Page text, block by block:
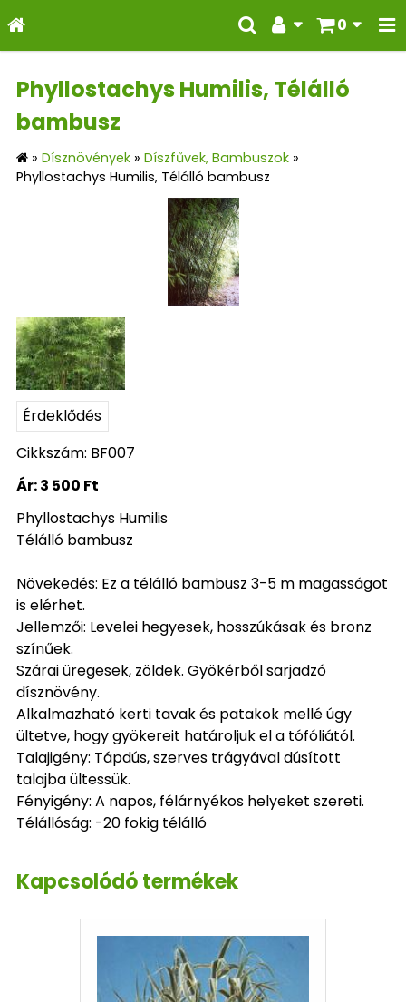
0
Phyllostachys Humilis, Télálló
bambusz
» Dísznövények » Díszfűvek, Bambuszok »
Phyllostachys Humilis, Télálló bambusz
Érdeklődés
Cikkszám: BF007
Ár:3 500 Ft
Phyllostachys Humilis
Télálló bambusz
Növekedés: Ez a télálló bambusz 3-5 m magasságot
is elérhet.
Jellemzői: Levelei hegyesek, hosszúkásak és bronz
színűek.
Szárai üregesek, zöldek. Gyökérből sarjadzó
dísznövény.
Alkalmazható kerti tavak és patakok mellé úgy
ültetve, hogy gyökereit határoljuk el a tófóliától.
Talajigény: Tápdús, szerves trágyával dúsított
talajba ültessük.
Fényigény: A napos, félárnyékos helyeket szereti.
Télállóság: -20 fokig télálló
Kapcsolódó termékek